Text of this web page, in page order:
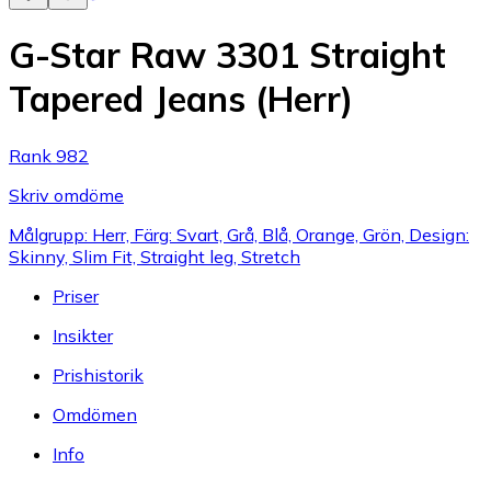
G-Star Raw 3301 Straight
Tapered Jeans (Herr)
Rank 982
Skriv omdöme
Målgrupp: Herr, Färg: Svart, Grå, Blå, Orange, Grön, Design:
Skinny, Slim Fit, Straight leg, Stretch
Priser
Insikter
Prishistorik
Omdömen
Info